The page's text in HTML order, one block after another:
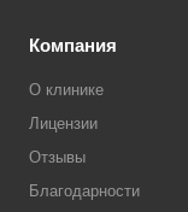
Компания
О клинике
Лицензии
Отзывы
Благодарности